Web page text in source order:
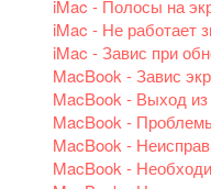
iMac - Полосы на
iMac - Не работает
iMac - Завис при
MacBook - Завис
MacBook - Выход
MacBook -
MacBook -
MacBook -